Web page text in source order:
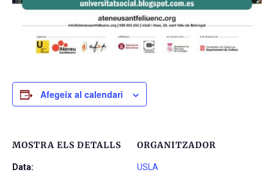
Afegeix al calendari
MOSTRA ELS DETALLS
Data:
ORGANITZADOR
USLA